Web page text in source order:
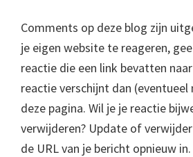
Comments op deze blog zijn
je eigen website te reageren,
reactie die een link bevatten
reactie verschijnt dan
deze pagina. Wil je je reactie
verwijderen? Update of
de URL van je bericht opnieuw in.